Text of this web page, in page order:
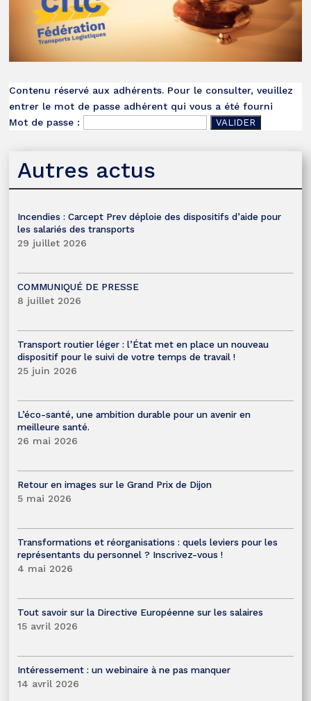
Contenu réservé aux adhérents. Pour le consulter, veuillez
entrer le mot de passe adhérent qui vous a été fourni
Mot de passe :
Autres actus
Incendies : Carcept Prev déploie des dispositifs d’aide pour
les salariés des transports
29 juillet 2026
COMMUNIQUÉ DE PRESSE
8 juillet 2026
Transport routier léger : l’État met en place un nouveau
dispositif pour le suivi de votre temps de travail !
25 juin 2026
L’éco-santé, une ambition durable pour un avenir en
meilleure santé.
26 mai 2026
Retour en images sur le Grand Prix de Dijon
5 mai 2026
Transformations et réorganisations : quels leviers pour les
représentants du personnel ? Inscrivez-vous !
4 mai 2026
Tout savoir sur la Directive Européenne sur les salaires
15 avril 2026
Intéressement : un webinaire à ne pas manquer
14 avril 2026